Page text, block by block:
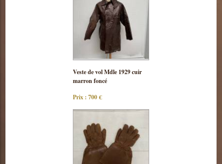
Consulter
cette pièce
Veste de vol Mdle 1929 cuir
marron foncé
Prix : 700 €